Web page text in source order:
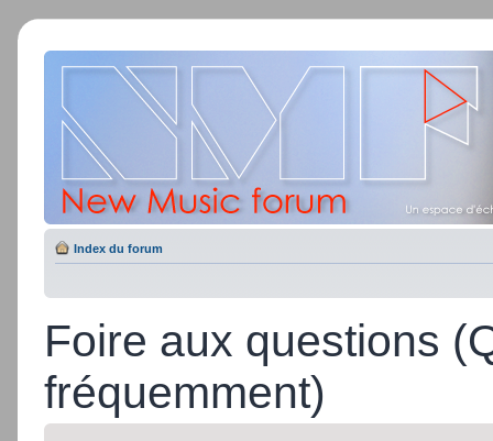
Index du forum
Foire aux questions
fréquemment)